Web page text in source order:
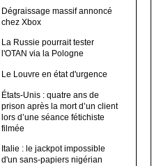
Dégraissage massif annoncé
chez Xbox
La Russie pourrait tester
l'OTAN via la Pologne
Le Louvre en état d'urgence
États-Unis : quatre ans de
prison après la mort d’un client
lors d’une séance fétichiste
filmée
Italie : le jackpot impossible
d'un sans-papiers nigérian